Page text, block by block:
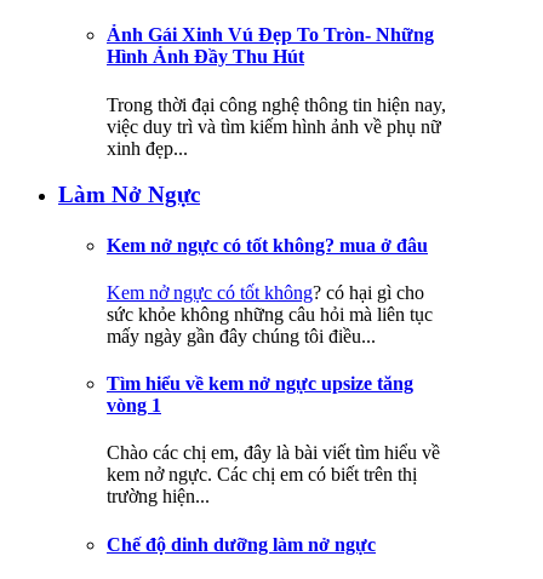
Ảnh Gái Xinh Vú Đẹp To Tròn- Những
Hình Ảnh Đầy Thu Hút
Trong thời đại công nghệ thông tin hiện nay,
việc duy trì và tìm kiếm hình ảnh về phụ nữ
xinh đẹp...
Làm Nở Ngực
Kem nở ngực có tốt không? mua ở đâu
Kem nở ngực có tốt không? có hại gì cho
sức khỏe không những câu hỏi mà liên tục
mấy ngày gần đây chúng tôi điều...
Tìm hiểu về kem nở ngực upsize tăng
vòng 1
Chào các chị em, đây là bài viết tìm hiểu về
kem nở ngực. Các chị em có biết trên thị
trường hiện...
Chế độ dinh dưỡng làm nở ngực